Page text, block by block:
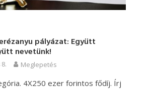
pályázat: Együtt
nevetünk!
Meglepetés
4X250 ezer forintos fődíj. Írj